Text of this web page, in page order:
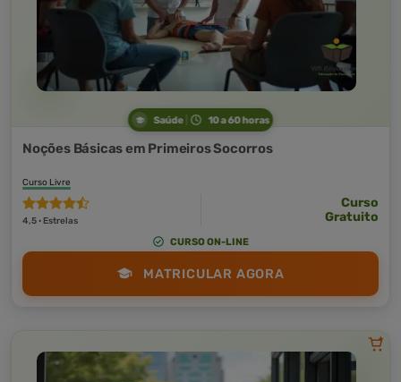
Saúde 10 a 60 horas
Noções Básicas em Primeiros Socorros
Curso Livre
4,5 · Estrelas
Curso
Gratuito
CURSO ON-LINE
MATRICULAR AGORA